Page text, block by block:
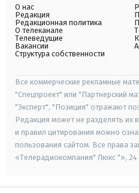
О нас
Редакция
Редакционная политика
О телеканале
Телеведущие
Вакансии
Структура собственности
Все коммерческие рекламные
"Спецпроект" или "Партнерский
"Эксперт", "Позиция" отражают
Редакция может не разделять их
и правил цитирования можно
пользования сайтом. Все права
«Телерадиокомпания" Люкс "», 24